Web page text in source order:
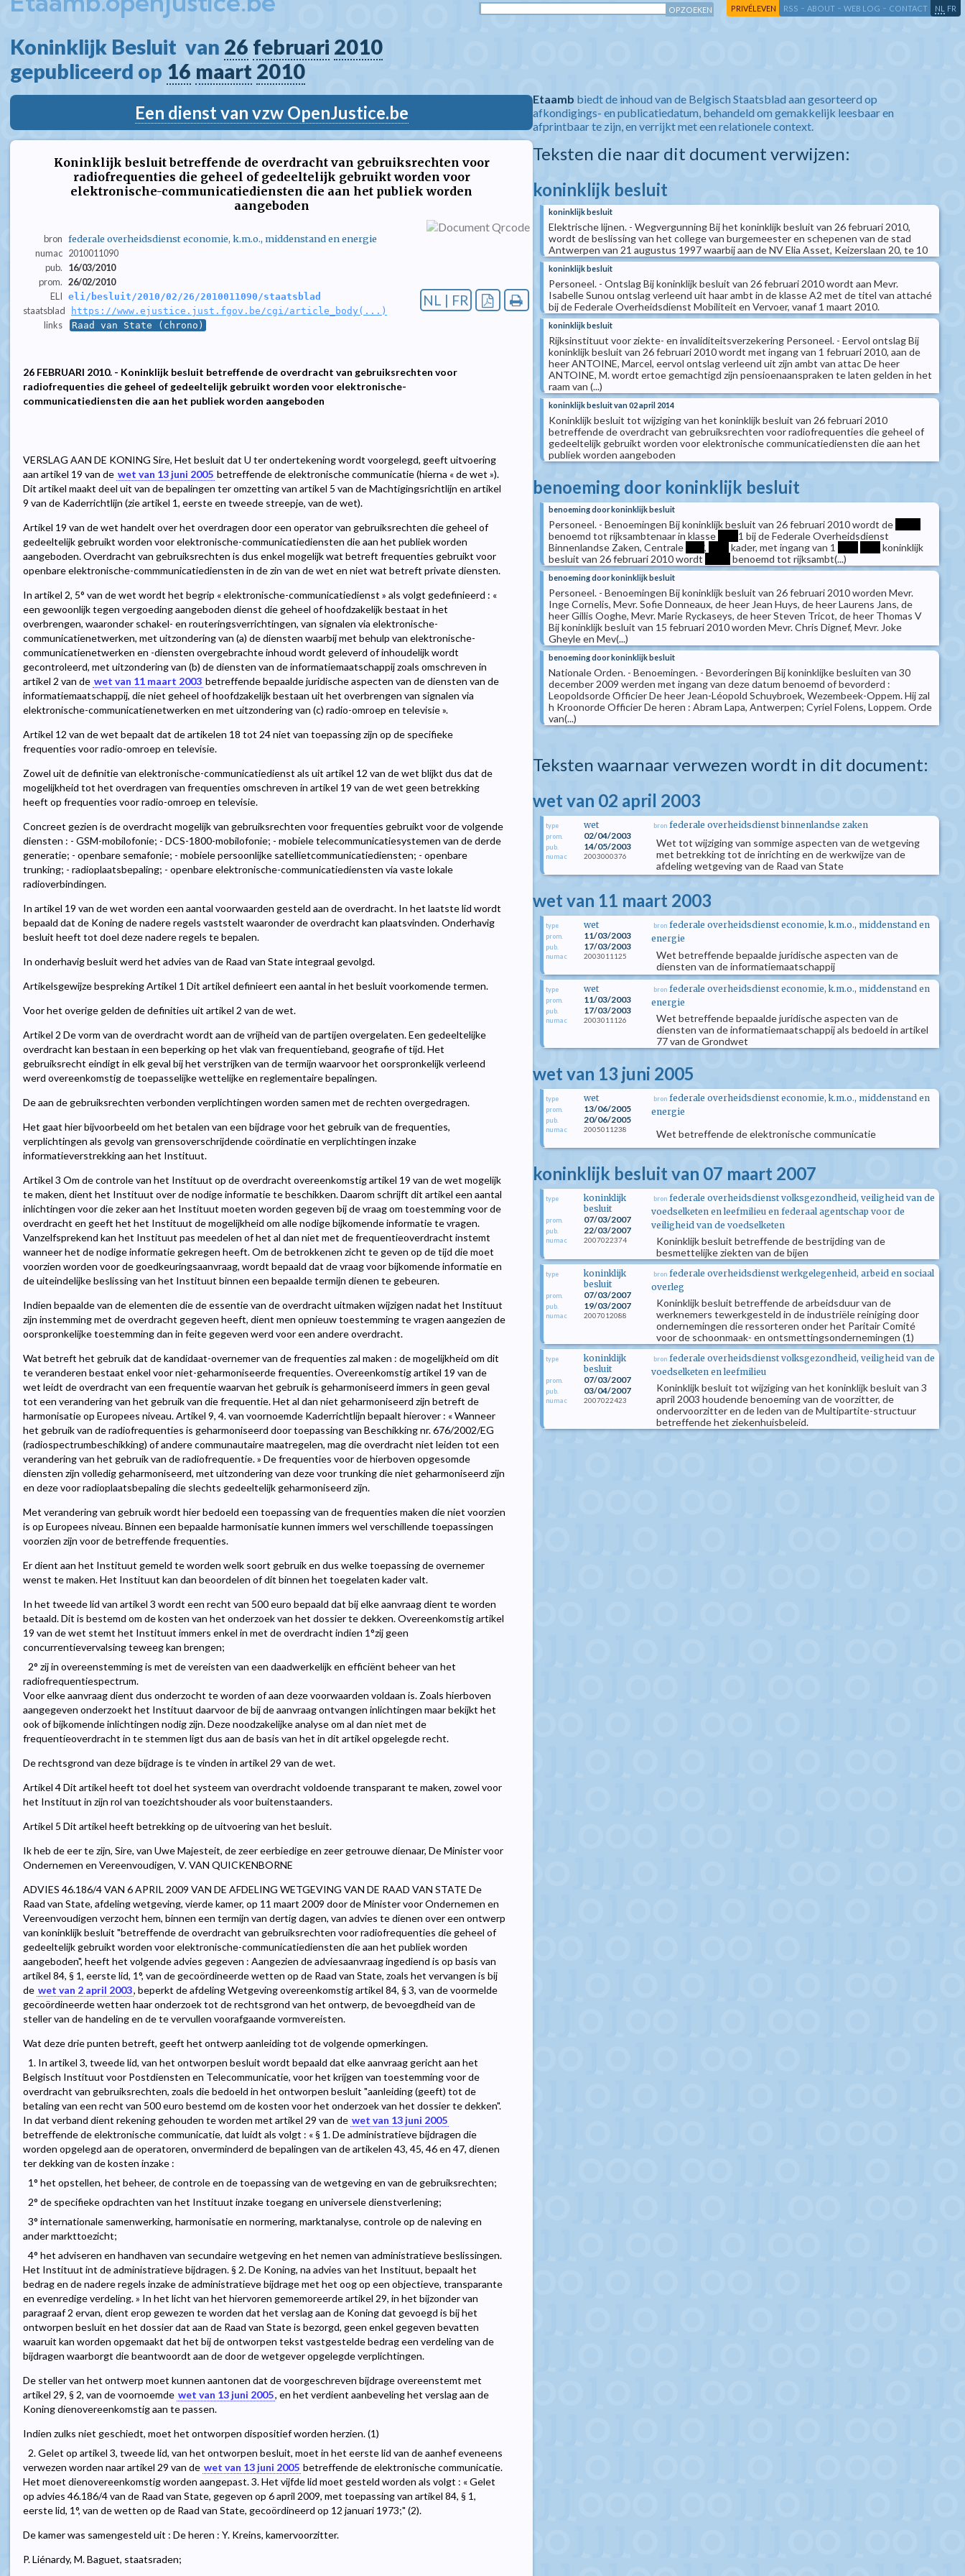
PRIVÉLEVEN RSS - ABOUT - WEB LOG - CONTACT NL FR
Koninklijk Besluit  van 26 februari 2010
gepubliceerd op 16 maart 2010
Een dienst van vzw OpenJustice.be
Koninklijk besluit betreffende de overdracht van gebruiksrechten voor
radiofrequenties die geheel of gedeeltelijk gebruikt worden voor
elektronische-communicatiediensten die aan het publiek worden
aangeboden
bron federale overheidsdienst economie, k.m.o., middenstand en energie
numac 2010011090
pub.
16/03/2010
prom. 26/02/2010
ELI eli/besluit/2010/02/26/2010011090/staatsblad
staatsblad https://www.ejustice.just.fgov.be/cgi/article_body(...)
links Raad van State (chrono)
NL | FR
26 FEBRUARI 2010. - Koninklijk besluit betreffende de overdracht van gebruiksrechten voor
radiofrequenties die geheel of gedeeltelijk gebruikt worden voor elektronische-
communicatiediensten die aan het publiek worden aangeboden
VERSLAG AAN DE KONING Sire, Het besluit dat U ter ondertekening wordt voorgelegd, geeft uitvoering
aan artikel 19 van de wet van 13 juni 2005 betreffende de elektronische communicatie (hierna « de wet »).
Dit artikel maakt deel uit van de bepalingen ter omzetting van artikel 5 van de Machtigingsrichtlijn en artikel
9 van de Kaderrichtlijn (zie artikel 1, eerste en tweede streepje, van de wet).
Artikel 19 van de wet handelt over het overdragen door een operator van gebruiksrechten die geheel of
gedeeltelijk gebruikt worden voor elektronische-communicatiediensten die aan het publiek worden
aangeboden. Overdracht van gebruiksrechten is dus enkel mogelijk wat betreft frequenties gebruikt voor
openbare elektronische-commmunicatiediensten in de zin van de wet en niet wat betreft private diensten.
In artikel 2, 5° van de wet wordt het begrip « elektronische-communicatiedienst » als volgt gedefinieerd : «
een gewoonlijk tegen vergoeding aangeboden dienst die geheel of hoofdzakelijk bestaat in het
overbrengen, waaronder schakel- en routeringsverrichtingen, van signalen via elektronische-
communicatienetwerken, met uitzondering van (a) de diensten waarbij met behulp van elektronische-
communicatienetwerken en -diensten overgebrachte inhoud wordt geleverd of inhoudelijk wordt
gecontroleerd, met uitzondering van (b) de diensten van de informatiemaatschappij zoals omschreven in
artikel 2 van de wet van 11 maart 2003 betreffende bepaalde juridische aspecten van de diensten van de
informatiemaatschappij, die niet geheel of hoofdzakelijk bestaan uit het overbrengen van signalen via
elektronische-communicatienetwerken en met uitzondering van (c) radio-omroep en televisie ».
Artikel 12 van de wet bepaalt dat de artikelen 18 tot 24 niet van toepassing zijn op de specifieke
frequenties voor radio-omroep en televisie.
Zowel uit de definitie van elektronische-communicatiedienst als uit artikel 12 van de wet blijkt dus dat de
mogelijkheid tot het overdragen van frequenties omschreven in artikel 19 van de wet geen betrekking
heeft op frequenties voor radio-omroep en televisie.
Concreet gezien is de overdracht mogelijk van gebruiksrechten voor frequenties gebruikt voor de volgende
diensten : - GSM-mobilofonie; - DCS-1800-mobilofonie; - mobiele telecommunicatiesystemen van de derde
generatie; - openbare semafonie; - mobiele persoonlijke satellietcommunicatiediensten; - openbare
trunking; - radioplaatsbepaling; - openbare elektronische-communicatiediensten via vaste lokale
radioverbindingen.
In artikel 19 van de wet worden een aantal voorwaarden gesteld aan de overdracht. In het laatste lid wordt
bepaald dat de Koning de nadere regels vaststelt waaronder de overdracht kan plaatsvinden. Onderhavig
besluit heeft tot doel deze nadere regels te bepalen.
In onderhavig besluit werd het advies van de Raad van State integraal gevolgd.
Artikelsgewijze bespreking Artikel 1 Dit artikel definieert een aantal in het besluit voorkomende termen.
Voor het overige gelden de definities uit artikel 2 van de wet.
Artikel 2 De vorm van de overdracht wordt aan de vrijheid van de partijen overgelaten. Een gedeeltelijke
overdracht kan bestaan in een beperking op het vlak van frequentieband, geografie of tijd. Het
gebruiksrecht eindigt in elk geval bij het verstrijken van de termijn waarvoor het oorspronkelijk verleend
werd overeenkomstig de toepasselijke wettelijke en reglementaire bepalingen.
De aan de gebruiksrechten verbonden verplichtingen worden samen met de rechten overgedragen.
Het gaat hier bijvoorbeeld om het betalen van een bijdrage voor het gebruik van de frequenties,
verplichtingen als gevolg van grensoverschrijdende coördinatie en verplichtingen inzake
informatieverstrekking aan het Instituut.
Artikel 3 Om de controle van het Instituut op de overdracht overeenkomstig artikel 19 van de wet mogelijk
te maken, dient het Instituut over de nodige informatie te beschikken. Daarom schrijft dit artikel een aantal
inlichtingen voor die zeker aan het Instituut moeten worden gegeven bij de vraag om toestemming voor de
overdracht en geeft het het Instituut de mogelijkheid om alle nodige bijkomende informatie te vragen.
Vanzelfsprekend kan het Instituut pas meedelen of het al dan niet met de frequentieoverdracht instemt
wanneer het de nodige informatie gekregen heeft. Om de betrokkenen zicht te geven op de tijd die moet
voorzien worden voor de goedkeuringsaanvraag, wordt bepaald dat de vraag voor bijkomende informatie en
de uiteindelijke beslissing van het Instituut binnen een bepaalde termijn dienen te gebeuren.
Indien bepaalde van de elementen die de essentie van de overdracht uitmaken wijzigen nadat het Instituut
zijn instemming met de overdracht gegeven heeft, dient men opnieuw toestemming te vragen aangezien de
oorspronkelijke toestemming dan in feite gegeven werd voor een andere overdracht.
Wat betreft het gebruik dat de kandidaat-overnemer van de frequenties zal maken : de mogelijkheid om dit
te veranderen bestaat enkel voor niet-geharmoniseerde frequenties. Overeenkomstig artikel 19 van de
wet leidt de overdracht van een frequentie waarvan het gebruik is geharmoniseerd immers in geen geval
tot een verandering van het gebruik van die frequentie. Het al dan niet geharmoniseerd zijn betreft de
harmonisatie op Europees niveau. Artikel 9, 4. van voornoemde Kaderrichtlijn bepaalt hierover : « Wanneer
het gebruik van de radiofrequenties is geharmoniseerd door toepassing van Beschikking nr. 676/2002/EG
(radiospectrumbeschikking) of andere communautaire maatregelen, mag die overdracht niet leiden tot een
verandering van het gebruik van de radiofrequentie. » De frequenties voor de hierboven opgesomde
diensten zijn volledig geharmoniseerd, met uitzondering van deze voor trunking die niet geharmoniseerd zijn
en deze voor radioplaatsbepaling die slechts gedeeltelijk geharmoniseerd zijn.
Met verandering van gebruik wordt hier bedoeld een toepassing van de frequenties maken die niet voorzien
is op Europees niveau. Binnen een bepaalde harmonisatie kunnen immers wel verschillende toepassingen
voorzien zijn voor de betreffende frequenties.
Er dient aan het Instituut gemeld te worden welk soort gebruik en dus welke toepassing de overnemer
wenst te maken. Het Instituut kan dan beoordelen of dit binnen het toegelaten kader valt.
In het tweede lid van artikel 3 wordt een recht van 500 euro bepaald dat bij elke aanvraag dient te worden
betaald. Dit is bestemd om de kosten van het onderzoek van het dossier te dekken. Overeenkomstig artikel
19 van de wet stemt het Instituut immers enkel in met de overdracht indien 1°zij geen
concurrentievervalsing teweeg kan brengen;
2° zij in overeenstemming is met de vereisten van een daadwerkelijk en efficiënt beheer van het
radiofrequentiespectrum.
Voor elke aanvraag dient dus onderzocht te worden of aan deze voorwaarden voldaan is. Zoals hierboven
aangegeven onderzoekt het Instituut daarvoor de bij de aanvraag ontvangen inlichtingen maar bekijkt het
ook of bijkomende inlichtingen nodig zijn. Deze noodzakelijke analyse om al dan niet met de
frequentieoverdracht in te stemmen ligt dus aan de basis van het in dit artikel opgelegde recht.
De rechtsgrond van deze bijdrage is te vinden in artikel 29 van de wet.
Artikel 4 Dit artikel heeft tot doel het systeem van overdracht voldoende transparant te maken, zowel voor
het Instituut in zijn rol van toezichtshouder als voor buitenstaanders.
Artikel 5 Dit artikel heeft betrekking op de uitvoering van het besluit.
Ik heb de eer te zijn, Sire, van Uwe Majesteit, de zeer eerbiedige en zeer getrouwe dienaar, De Minister voor
Ondernemen en Vereenvoudigen, V. VAN QUICKENBORNE
ADVIES 46.186/4 VAN 6 APRIL 2009 VAN DE AFDELING WETGEVING VAN DE RAAD VAN STATE De
Raad van State, afdeling wetgeving, vierde kamer, op 11 maart 2009 door de Minister voor Ondernemen en
Vereenvoudigen verzocht hem, binnen een termijn van dertig dagen, van advies te dienen over een ontwerp
van koninklijk besluit "betreffende de overdracht van gebruiksrechten voor radiofrequenties die geheel of
gedeeltelijk gebruikt worden voor elektronische-communicatiediensten die aan het publiek worden
aangeboden", heeft het volgende advies gegeven : Aangezien de adviesaanvraag ingediend is op basis van
artikel 84, § 1, eerste lid, 1°, van de gecoördineerde wetten op de Raad van State, zoals het vervangen is bij
de wet van 2 april 2003, beperkt de afdeling Wetgeving overeenkomstig artikel 84, § 3, van de voormelde
gecoördineerde wetten haar onderzoek tot de rechtsgrond van het ontwerp, de bevoegdheid van de
steller van de handeling en de te vervullen voorafgaande vormvereisten.
Wat deze drie punten betreft, geeft het ontwerp aanleiding tot de volgende opmerkingen.
1. In artikel 3, tweede lid, van het ontworpen besluit wordt bepaald dat elke aanvraag gericht aan het
Belgisch Instituut voor Postdiensten en Telecommunicatie, voor het krijgen van toestemming voor de
overdracht van gebruiksrechten, zoals die bedoeld in het ontworpen besluit "aanleiding (geeft) tot de
betaling van een recht van 500 euro bestemd om de kosten voor het onderzoek van het dossier te dekken".
In dat verband dient rekening gehouden te worden met artikel 29 van de wet van 13 juni 2005
betreffende de elektronische communicatie, dat luidt als volgt : « § 1. De administratieve bijdragen die
worden opgelegd aan de operatoren, onverminderd de bepalingen van de artikelen 43, 45, 46 en 47, dienen
ter dekking van de kosten inzake :
1° het opstellen, het beheer, de controle en de toepassing van de wetgeving en van de gebruiksrechten;
2° de specifieke opdrachten van het Instituut inzake toegang en universele dienstverlening;
3° internationale samenwerking, harmonisatie en normering, marktanalyse, controle op de naleving en
ander markttoezicht;
4° het adviseren en handhaven van secundaire wetgeving en het nemen van administratieve beslissingen.
Het Instituut int de administratieve bijdragen. § 2. De Koning, na advies van het Instituut, bepaalt het
bedrag en de nadere regels inzake de administratieve bijdrage met het oog op een objectieve, transparante
en evenredige verdeling. » In het licht van het hiervoren gememoreerde artikel 29, in het bijzonder van
paragraaf 2 ervan, dient erop gewezen te worden dat het verslag aan de Koning dat gevoegd is bij het
ontworpen besluit en het dossier dat aan de Raad van State is bezorgd, geen enkel gegeven bevatten
waaruit kan worden opgemaakt dat het bij de ontworpen tekst vastgestelde bedrag een verdeling van de
bijdragen waarborgt die beantwoordt aan de door de wetgever opgelegde verplichtingen.
De steller van het ontwerp moet kunnen aantonen dat de voorgeschreven bijdrage overeenstemt met
artikel 29, § 2, van de voornoemde wet van 13 juni 2005, en het verdient aanbeveling het verslag aan de
Koning dienovereenkomstig aan te passen.
Indien zulks niet geschiedt, moet het ontworpen dispositief worden herzien. (1)
2. Gelet op artikel 3, tweede lid, van het ontworpen besluit, moet in het eerste lid van de aanhef eveneens
verwezen worden naar artikel 29 van de wet van 13 juni 2005 betreffende de elektronische communicatie.
Het moet dienovereenkomstig worden aangepast. 3. Het vijfde lid moet gesteld worden als volgt : « Gelet
op advies 46.186/4 van de Raad van State, gegeven op 6 april 2009, met toepassing van artikel 84, § 1,
eerste lid, 1°, van de wetten op de Raad van State, gecoördineerd op 12 januari 1973;" (2).
De kamer was samengesteld uit : De heren : Y. Kreins, kamervoorzitter.
P. Liénardy, M. Baguet, staatsraden;
Etaamb biedt de inhoud van de Belgisch Staatsblad aan gesorteerd op
afkondigings- en publicatiedatum, behandeld om gemakkelijk leesbaar en
afprintbaar te zijn, en verrijkt met een relationele context.
Teksten die naar dit document verwijzen:
koninklijk besluit
koninklijk besluit
Elektrische lijnen. - Wegvergunning Bij het koninklijk besluit van 26 februari 2010,
wordt de beslissing van het college van burgemeester en schepenen van de stad
Antwerpen van 21 augustus 1997 waarbij aan de NV Elia Asset, Keizerslaan 20, te 10
koninklijk besluit
Personeel. - Ontslag Bij koninklijk besluit van 26 februari 2010 wordt aan Mevr.
Isabelle Sunou ontslag verleend uit haar ambt in de klasse A2 met de titel van attaché
bij de Federale Overheidsdienst Mobiliteit en Vervoer, vanaf 1 maart 2010.
koninklijk besluit
Rijksinstituut voor ziekte- en invaliditeitsverzekering Personeel. - Eervol ontslag Bij
koninklijk besluit van 26 februari 2010 wordt met ingang van 1 februari 2010, aan de
heer ANTOINE, Marcel, eervol ontslag verleend uit zijn ambt van attac De heer
ANTOINE, M. wordt ertoe gemachtigd zijn pensioenaanspraken te laten gelden in het
raam van (...)
koninklijk besluit van 02 april 2014
Koninklijk besluit tot wijziging van het koninklijk besluit van 26 februari 2010
betreffende de overdracht van gebruiksrechten voor radiofrequenties die geheel of
gedeeltelijk gebruikt worden voor elektronische communicatiediensten die aan het
publiek worden aangeboden
benoeming door koninklijk besluit
benoeming door koninklijk besluit
Personeel. - Benoemingen Bij koninklijk besluit van 26 februari 2010 wordt de
benoemd tot rijksambtenaar in klasse
1 bij de Federale Overheidsdienst
Binnenlandse Zaken, Centrale
, kader, met ingang van 1
koninklijk
besluit van 26 februari 2010 wordt
benoemd tot rijksambt(...)
benoeming door koninklijk besluit
Personeel. - Benoemingen Bij koninklijk besluit van 26 februari 2010 worden Mevr.
Inge Cornelis, Mevr. Sofie Donneaux, de heer Jean Huys, de heer Laurens Jans, de
heer Gillis Ooghe, Mevr. Marie Ryckaseys, de heer Steven Tricot, de heer Thomas V
Bij koninklijk besluit van 15 februari 2010 worden Mevr. Chris Dignef, Mevr. Joke
Gheyle en Mev(...)
benoeming door koninklijk besluit
Nationale Orden. - Benoemingen. - Bevorderingen Bij koninklijke besluiten van 30
december 2009 werden met ingang van deze datum benoemd of bevorderd :
Leopoldsorde Officier De heer Jean-Léopold Schuybroek, Wezembeek-Oppem. Hij zal
h Kroonorde Officier De heren : Abram Lapa, Antwerpen; Cyriel Folens, Loppem. Orde
van(...)
Teksten waarnaar verwezen wordt in dit document:
wet van 02 april 2003
type wet
prom. 02/04/2003
pub. 14/05/2003
numac 2003000376
bron federale overheidsdienst binnenlandse zaken
Wet tot wijziging van sommige aspecten van de wetgeving
met betrekking tot de inrichting en de werkwijze van de
afdeling wetgeving van de Raad van State
wet van 11 maart 2003
type wet
prom. 11/03/2003
pub. 17/03/2003
numac 2003011125
bron federale overheidsdienst economie, k.m.o., middenstand en
energie
Wet betreffende bepaalde juridische aspecten van de
diensten van de informatiemaatschappij
type wet
prom. 11/03/2003
pub. 17/03/2003
numac 2003011126
bron federale overheidsdienst economie, k.m.o., middenstand en
energie
Wet betreffende bepaalde juridische aspecten van de
diensten van de informatiemaatschappij als bedoeld in artikel
77 van de Grondwet
wet van 13 juni 2005
type wet
prom. 13/06/2005
pub. 20/06/2005
numac 2005011238
bron federale overheidsdienst economie, k.m.o., middenstand en
energie
Wet betreffende de elektronische communicatie
koninklijk besluit van 07 maart 2007
type
koninklijk
besluit
prom. 07/03/2007
pub. 22/03/2007
numac 2007022374
bron federale overheidsdienst volksgezondheid, veiligheid van de
voedselketen en leefmilieu en federaal agentschap voor de
veiligheid van de voedselketen
Koninklijk besluit betreffende de bestrijding van de
besmettelijke ziekten van de bijen
type
koninklijk
besluit
prom. 07/03/2007
pub. 19/03/2007
numac 2007012088
bron federale overheidsdienst werkgelegenheid, arbeid en sociaal
overleg
Koninklijk besluit betreffende de arbeidsduur van de
werknemers tewerkgesteld in de industriële reiniging door
ondernemingen die ressorteren onder het Paritair Comité
voor de schoonmaak- en ontsmettingsondernemingen (1)
type
koninklijk
besluit
prom. 07/03/2007
pub. 03/04/2007
numac 2007022423
bron federale overheidsdienst volksgezondheid, veiligheid van de
voedselketen en leefmilieu
Koninklijk besluit tot wijziging van het koninklijk besluit van 3
april 2003 houdende benoeming van de voorzitter, de
ondervoorzitter en de leden van de Multipartite-structuur
betreffende het ziekenhuisbeleid.